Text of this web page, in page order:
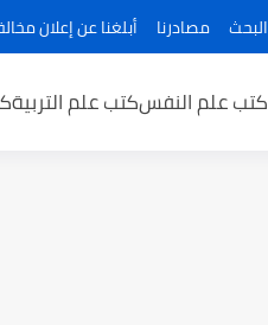
البحث مصادرنا أبلغنا عن إعلان
كتب علم النفسكتب علم التربية